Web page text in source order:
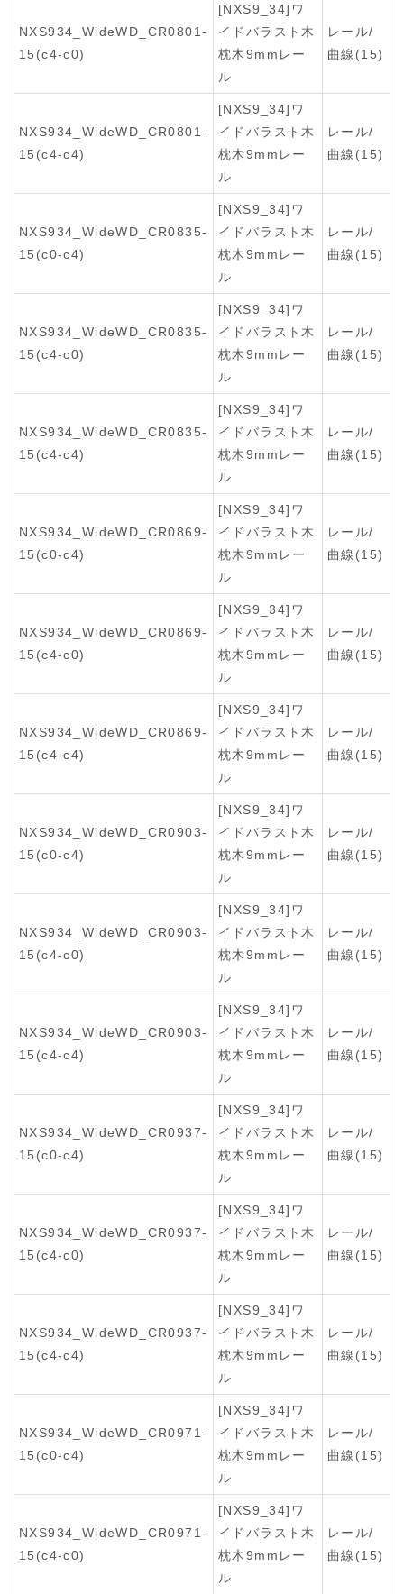
NXS934_WideWD_CR0801-
15(c4-c0)
[NXS9_34]ワ
イドバラスト木
枕木9mmレー
ル
レール/
曲線(15)
NXS934_WideWD_CR0801-
15(c4-c4)
[NXS9_34]ワ
イドバラスト木
枕木9mmレー
ル
レール/
曲線(15)
NXS934_WideWD_CR0835-
15(c0-c4)
[NXS9_34]ワ
イドバラスト木
枕木9mmレー
ル
レール/
曲線(15)
NXS934_WideWD_CR0835-
15(c4-c0)
[NXS9_34]ワ
イドバラスト木
枕木9mmレー
ル
レール/
曲線(15)
NXS934_WideWD_CR0835-
15(c4-c4)
[NXS9_34]ワ
イドバラスト木
枕木9mmレー
ル
レール/
曲線(15)
NXS934_WideWD_CR0869-
15(c0-c4)
[NXS9_34]ワ
イドバラスト木
枕木9mmレー
ル
レール/
曲線(15)
NXS934_WideWD_CR0869-
15(c4-c0)
[NXS9_34]ワ
イドバラスト木
枕木9mmレー
ル
レール/
曲線(15)
NXS934_WideWD_CR0869-
15(c4-c4)
[NXS9_34]ワ
イドバラスト木
枕木9mmレー
ル
レール/
曲線(15)
NXS934_WideWD_CR0903-
15(c0-c4)
[NXS9_34]ワ
イドバラスト木
枕木9mmレー
ル
レール/
曲線(15)
NXS934_WideWD_CR0903-
15(c4-c0)
[NXS9_34]ワ
イドバラスト木
枕木9mmレー
ル
レール/
曲線(15)
NXS934_WideWD_CR0903-
15(c4-c4)
[NXS9_34]ワ
イドバラスト木
枕木9mmレー
ル
レール/
曲線(15)
NXS934_WideWD_CR0937-
15(c0-c4)
[NXS9_34]ワ
イドバラスト木
枕木9mmレー
ル
レール/
曲線(15)
NXS934_WideWD_CR0937-
15(c4-c0)
[NXS9_34]ワ
イドバラスト木
枕木9mmレー
ル
レール/
曲線(15)
NXS934_WideWD_CR0937-
15(c4-c4)
[NXS9_34]ワ
イドバラスト木
枕木9mmレー
ル
レール/
曲線(15)
NXS934_WideWD_CR0971-
15(c0-c4)
[NXS9_34]ワ
イドバラスト木
枕木9mmレー
ル
レール/
曲線(15)
NXS934_WideWD_CR0971-
15(c4-c0)
[NXS9_34]ワ
イドバラスト木
枕木9mmレー
ル
レール/
曲線(15)